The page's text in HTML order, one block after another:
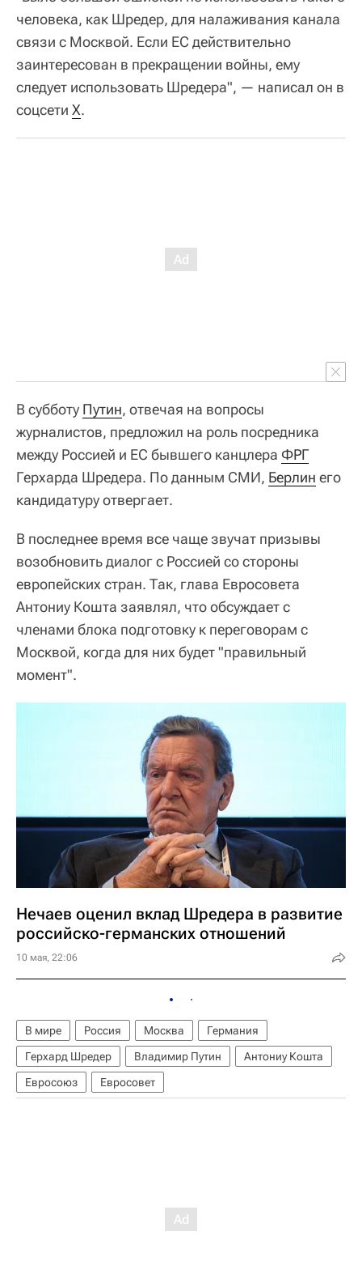
человека, как Шредер, для налаживания канала
связи с Москвой. Если ЕС действительно
заинтересован в прекращении войны, ему
следует использовать Шредера", — написал он в
соцсети X.
В субботу Путин, отвечая на вопросы
журналистов, предложил на роль посредника
между Россией и ЕС бывшего канцлера ФРГ
Герхарда Шредера. По данным СМИ, Берлин его
кандидатуру отвергает.
В последнее время все чаще звучат призывы
возобновить диалог с Россией со стороны
европейских стран. Так, глава Евросовета
Антониу Кошта заявлял, что обсуждает с
членами блока подготовку к переговорам с
Москвой, когда для них будет "правильный
момент".
Нечаев оценил вклад Шредера в развитие
российско-германских отношений
10 мая, 22:06
В мире Россия Москва
Германия
Герхард Шредер
Владимир Путин
Антониу Кошта
Евросоюз
Евросовет